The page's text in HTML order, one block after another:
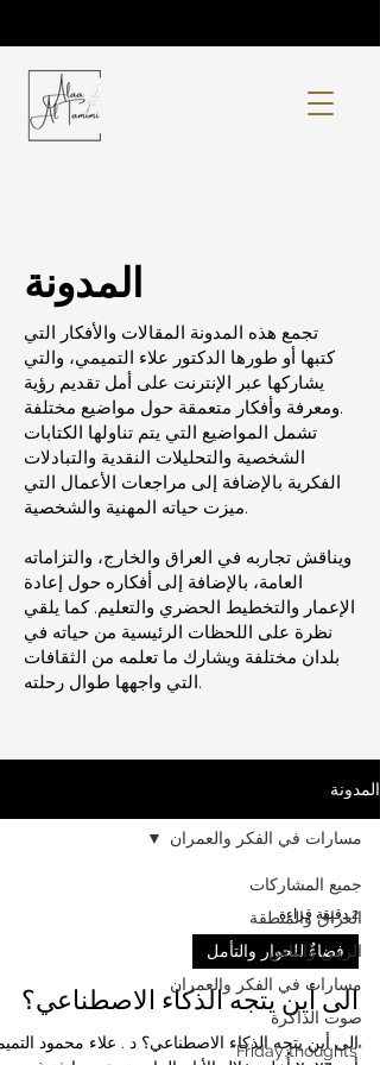
المدونة
تجمع هذه المدونة المقالات والأفكار التي
كتبها أو طورها الدكتور علاء التميمي، والتي
يشاركها عبر الإنترنت على أمل تقديم رؤية
ومعرفة وأفكار متعمقة حول مواضيع مختلفة.
تشمل المواضيع التي يتم تناولها الكتابات
الشخصية والتحليلات النقدية والتبادلات
الفكرية بالإضافة إلى مراجعات الأعمال التي
ميزت حياته المهنية والشخصية.
ويناقش تجاربه في العراق والخارج، والتزاماته
العامة، بالإضافة إلى أفكاره حول إعادة
الإعمار والتخطيط الحضري والتعليم. كما يلقي
نظرة على اللحظات الرئيسية من حياته في
بلدان مختلفة ويشارك ما تعلمه من الثقافات
التي واجهها طوال رحلته.
المدونة
جميع المشاركات
العراق والمنطقة
الزمن والناس
مسارات في الفكر والعمران
صوت الذاكرة
"Friday thoughts"
مسارات في الفكر والعمران
2 دقيقة قراءة
فضاءٌ للحوار والتأمل
الى أين يتجه الذكاء الاصطناعي؟
الى أين يتجه الذكاء الاصطناعي؟ د . علاء محمود